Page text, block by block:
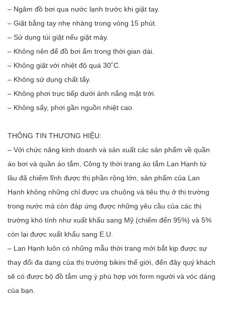
– Ngâm đồ bơi qua nước lạnh trước khi giặt tay.
– Giặt bằng tay nhẹ nhàng trong vòng 15 phút.
– Sử dụng túi giặt nếu giặt máy.
– Không nên để đồ bơi ẩm trong thời gian dài.
– Không giặt với nhiệt độ quá 30˚C.
– Không sử dụng chất tẩy.
– Không phơi trực tiếp dưới ánh nắng mặt trời.
– Không sấy, phơi gần nguồn nhiệt cao.
THÔNG TIN THƯƠNG HIỆU:
– Với chức năng kinh doanh và sản xuất các sản phẩm về quần
áo bơi và quần áo tắm, Công ty thời trang áo tắm Lan Hạnh từ
lâu đã chiếm lĩnh được thị phần rộng lớn, sản phẩm của Lan
Hạnh không những chỉ được ưa chuộng và tiêu thụ ở thị trường
trong nước mà còn đáp ứng được những yêu cầu của các thị
trường khó tính như xuất khẩu sang Mỹ (chiếm đến 95%) và 5%
còn lại được xuất khẩu sang E.U.
– Lan Hạnh luôn có những mẫu thời trang mới bắt kịp được sự
thay đổi đa dạng của thị trường bikini thế giới, đến đây quý khách
sẽ có được bộ đồ tắm ưng ý phù hợp với form người và vóc dáng
của bạn.